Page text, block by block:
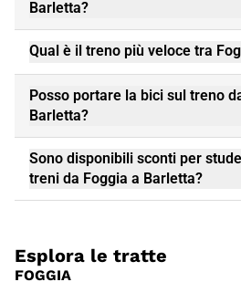
Barletta?
Qual è il treno più veloce tra
Posso portare la bici sul treno
Barletta?
Sono disponibili sconti per
treni da Foggia a Barletta?
Esplora le tratte
FOGGIA